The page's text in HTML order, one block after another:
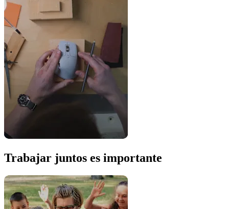
Trabajar juntos es importante